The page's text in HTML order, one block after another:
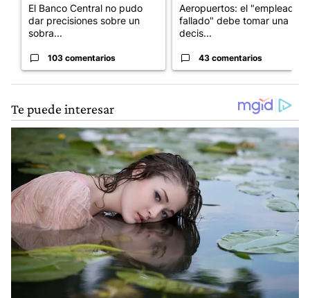
El Banco Central no pudo
dar precisiones sobre un
sobra...
103 comentarios
Aeropuertos: el "empleado
fallado" debe tomar una
decis...
43 comentarios